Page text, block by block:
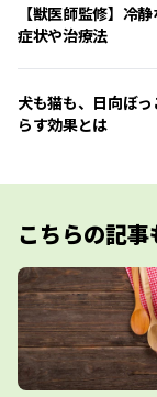
【獣医師監修】冷
症状や治療法
犬も猫も、日向ぼ
らす効果とは
こちらの記